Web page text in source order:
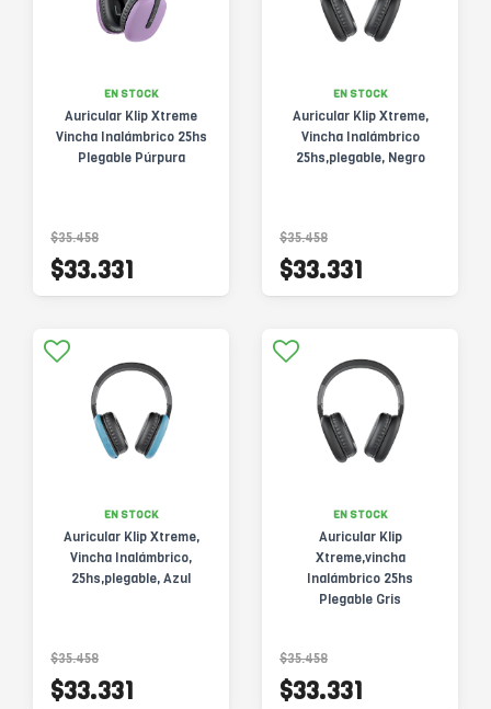
EN STOCK
Auricular Klip Xtreme
Vincha Inalámbrico 25hs
Plegable Púrpura
$35.458
$33.331
EN STOCK
Auricular Klip Xtreme,
Vincha Inalámbrico
25hs,plegable, Negro
$35.458
$33.331
EN STOCK
Auricular Klip Xtreme,
Vincha Inalámbrico,
25hs,plegable, Azul
$35.458
$33.331
EN STOCK
Auricular Klip
Xtreme,vincha
Inalámbrico 25hs
Plegable Gris
$35.458
$33.331